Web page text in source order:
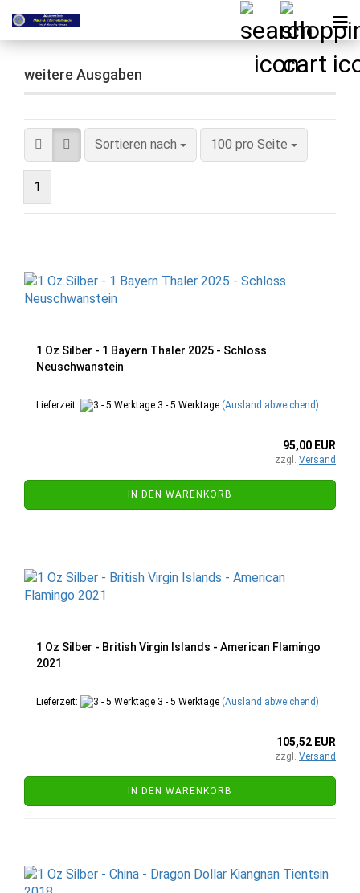
weitere Ausgaben
Sortieren nach
Sortieren nach 100 pro Seite
pro Seite
1
1 Oz Silber - 1 Bayern Thaler 2025 - Schloss
Neuschwanstein
Lieferzeit: 3 - 5 Werktage (Ausland abweichend)
95,00 EUR
zzgl. Versand
IN DEN WARENKORB
1 Oz Silber - British Virgin Islands - American Flamingo
2021
Lieferzeit: 3 - 5 Werktage (Ausland abweichend)
105,52 EUR
zzgl. Versand
IN DEN WARENKORB